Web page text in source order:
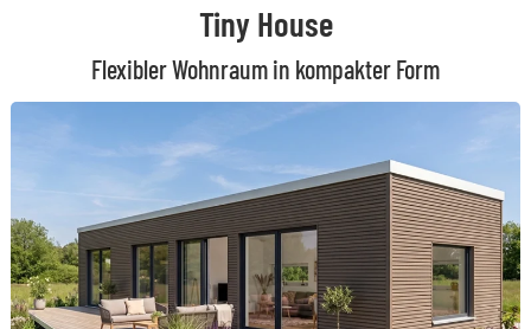
Tiny House
Flexibler Wohnraum in kompakter Form